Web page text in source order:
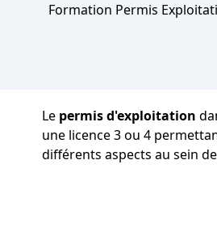
Formation Permis
Le permis d'exploitation
une licence 3 ou 4
différents aspects au sein